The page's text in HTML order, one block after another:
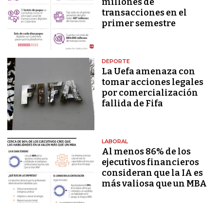
transacciones en el
primer semestre
DEPORTE
La Uefa amenaza con
tomar acciones legales
por comercialización
fallida de Fifa
LABORAL
Al menos 86% de los
ejecutivos financieros
consideran que la IA es
más valiosa que un MBA